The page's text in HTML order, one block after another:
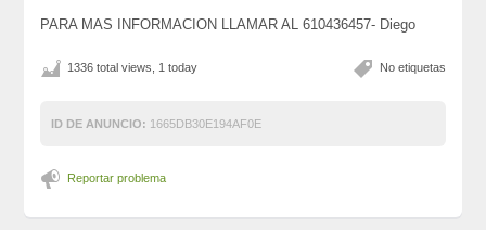
PARA MAS INFORMACION LLAMAR AL 610436457- Diego
No etiquetas
1336 total views, 1 today
ID DE ANUNCIO: 1665DB30E194AF0E
Reportar problema